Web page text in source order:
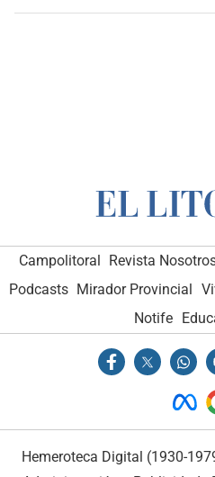
Campolitoral Revista
Podcasts Mirador Provincial
Notife
Hemeroteca Digital (1930-